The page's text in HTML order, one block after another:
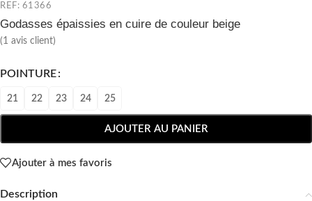
REF: 61366
Godasses épaissies en cuire de couleur beige
(1 avis client)
POINTURE
21 22 23 24 25
AJOUTER AU PANIER
Ajouter à mes favoris
Description